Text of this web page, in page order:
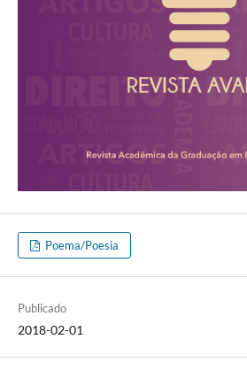
Poema/Poesia
Publicado
2018-02-01